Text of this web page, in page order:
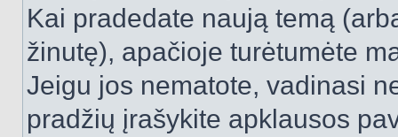
Kai pradedate naują temą
žinutę), apačioje turėtumėte
Jeigu jos nematote, vadinasi
pradžių įrašykite apklausos